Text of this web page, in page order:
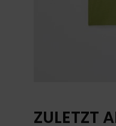
ZULETZT